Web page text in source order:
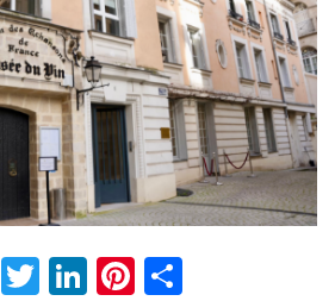
Facebook
Twitter
LinkedIn
Pinterest